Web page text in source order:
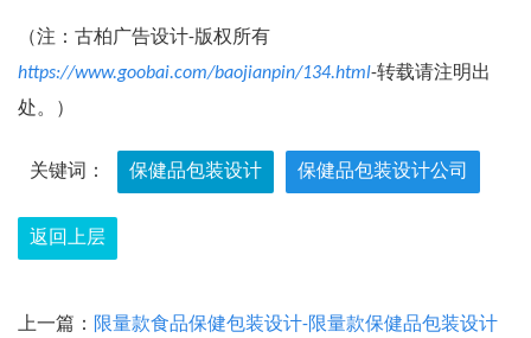
（注：古柏广告设计-版权所有
https://www.goobai.com/baojianpin/134.html-转载请注明出
处。）
关键词： 保健品包装设计 保健品包装设计公司
返回上层
上一篇：
限量款食品保健包装设计-限量款保健品包装设计